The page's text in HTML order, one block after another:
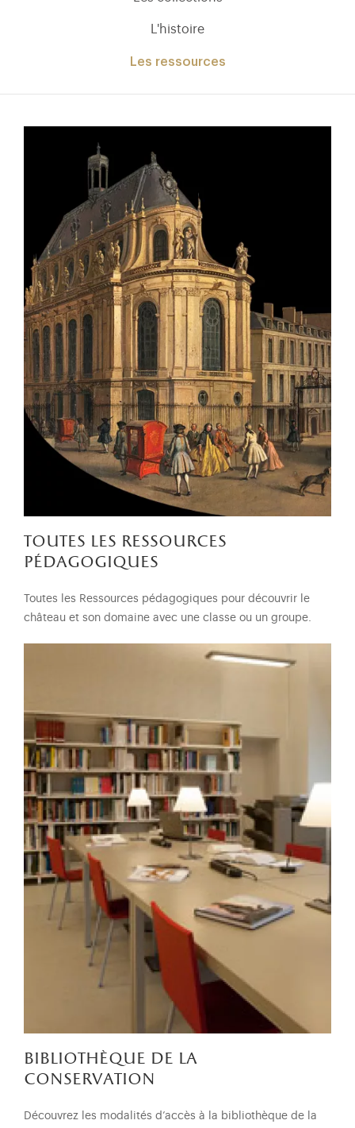
onglet)
nouvel onglet)
fenêtre modale)
de l'application (ouverture dans un nouvel onglet)
L'histoire
Les ressources
toutes les ressources
pédagogiques
Toutes les Ressources pédagogiques pour découvrir le
château et son domaine avec une classe ou un groupe.
bibliothèque de la
conservation
Découvrez les modalités d’accès à la bibliothèque de la